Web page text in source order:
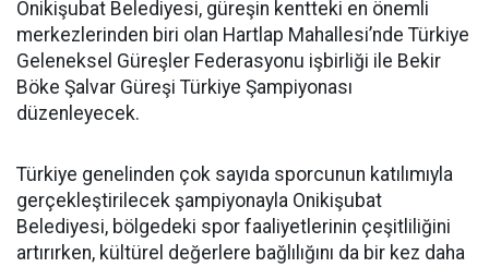
Onikişubat Belediyesi, güreşin kentteki en önemli
merkezlerinden biri olan Hartlap Mahallesi’nde Türkiye
Geleneksel Güreşler Federasyonu işbirliği ile Bekir
Böke Şalvar Güreşi Türkiye Şampiyonası
düzenleyecek.
Türkiye genelinden çok sayıda sporcunun katılımıyla
gerçekleştirilecek şampiyonayla Onikişubat
Belediyesi, bölgedeki spor faaliyetlerinin çeşitliliğini
artırırken, kültürel değerlere bağlılığını da bir kez daha